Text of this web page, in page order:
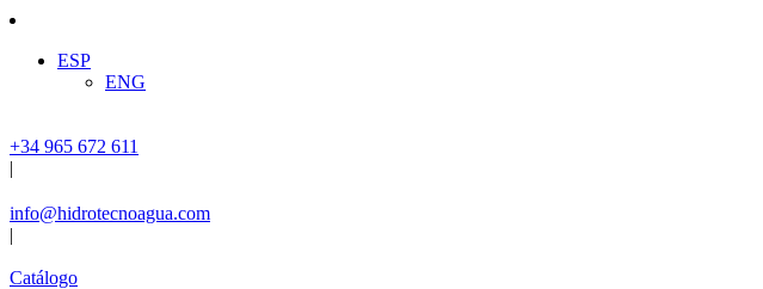
ESP
ENG
+34 965 672 611
|
info@hidrotecnoagua.com
|
Catálogo